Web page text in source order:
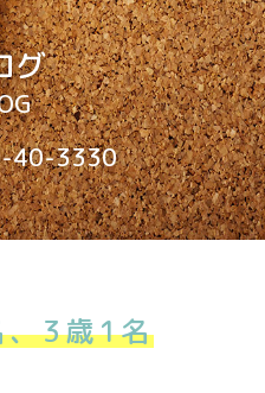
グ
40-3330
3歳1名